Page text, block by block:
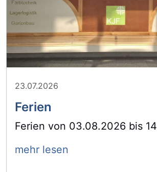
23.07.2026
Ferien
Ferien von 03.08.2026 bis
mehr lesen